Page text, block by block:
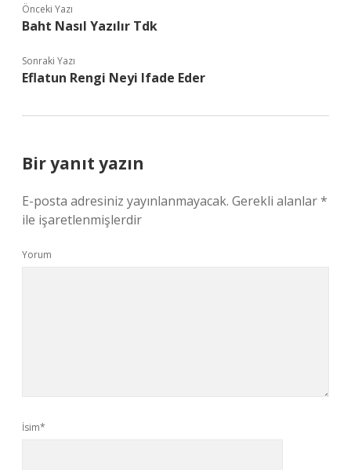
Önceki Yazı
Baht Nasıl Yazılır Tdk
Sonraki Yazı
Eflatun Rengi Neyi Ifade Eder
Bir yanıt yazın
E-posta adresiniz yayınlanmayacak. Gerekli alanlar*
ile işaretlenmişlerdir
Yorum
İsim*